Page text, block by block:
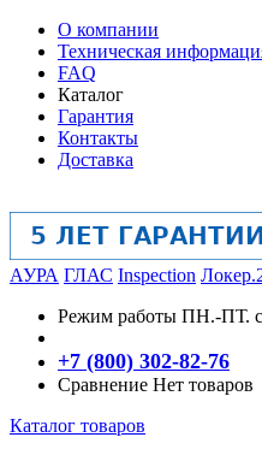
О компании
Техническая
FAQ
Каталог
Гарантия
Контакты
Доставка
АУРА ГЛАС Inspection
Режим работы ПН.-ПТ.
+7 (800) 302-82-76
Сравнение Нет товаров
Каталог товаров